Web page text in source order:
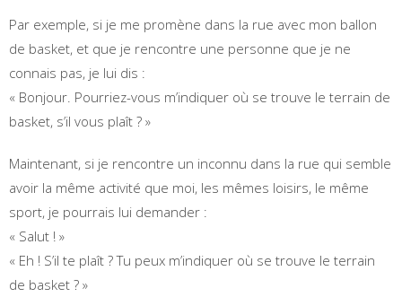
Par exemple, si je me promène dans la rue avec mon ballon
de basket, et que je rencontre une personne que je ne
connais pas, je lui dis :
« Bonjour. Pourriez-vous m’indiquer où se trouve le terrain de
basket, s’il vous plaît ? »
Maintenant, si je rencontre un inconnu dans la rue qui semble
avoir la même activité que moi, les mêmes loisirs, le même
sport, je pourrais lui demander :
« Salut ! »
« Eh ! S’il te plaît ? Tu peux m’indiquer où se trouve le terrain
de basket ? »